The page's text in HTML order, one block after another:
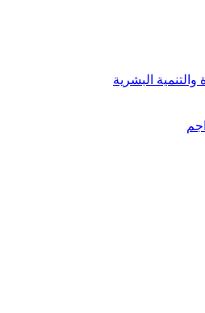
والتنمية البشرية